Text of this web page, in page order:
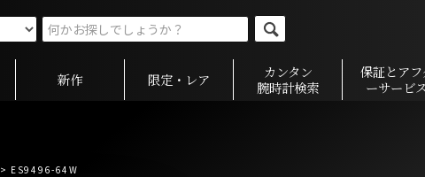
新作 限定・レア
カンタン
腕時計検索
保証とアフ
ーサービ
> ES9496-64W